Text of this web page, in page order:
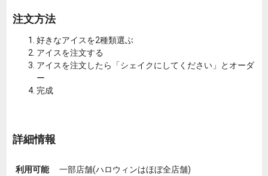
注文方法
好きなアイスを2種類選ぶ
アイスを注文する
アイスを注文したら「シェイクにしてください」とオーダ
ー
完成
詳細情報
利用可能 一部店舗(ハロウィンはほぼ全店舗)